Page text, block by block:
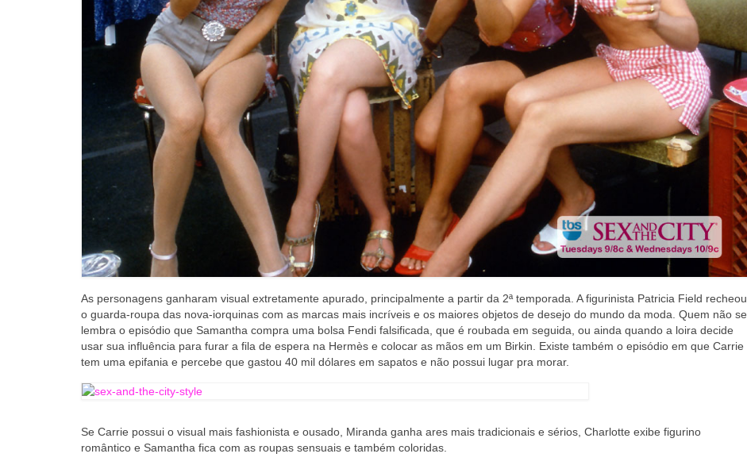
As personagens ganharam visual extretamente apurado, principalmente a partir da 2ª temporada. A figurinista Patricia Field recheou
o guarda-roupa das nova-iorquinas com as marcas mais incríveis e os maiores objetos de desejo do mundo da moda. Quem não se
lembra o episódio que Samantha compra uma bolsa Fendi falsificada, que é roubada em seguida, ou ainda quando a loira decide
usar sua influência para furar a fila de espera na Hermès e colocar as mãos em um Birkin. Existe também o episódio em que Carrie
tem uma epifania e percebe que gastou 40 mil dólares em sapatos e não possui lugar pra morar.
Se Carrie possui o visual mais fashionista e ousado, Miranda ganha ares mais tradicionais e sérios, Charlotte exibe figurino
romântico e Samantha fica com as roupas sensuais e também coloridas.